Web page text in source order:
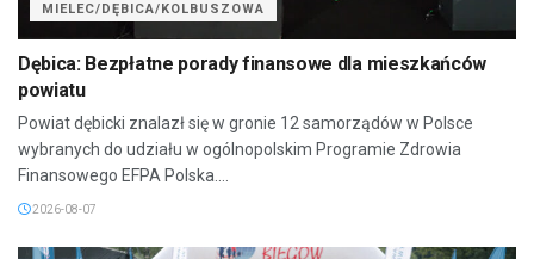
MIELEC/DĘBICA/KOLBUSZOWA
Dębica: Bezpłatne porady finansowe dla mieszkańców
powiatu
Powiat dębicki znalazł się w gronie 12 samorządów w Polsce
wybranych do udziału w ogólnopolskim Programie Zdrowia
Finansowego EFPA Polska....
2026-08-07